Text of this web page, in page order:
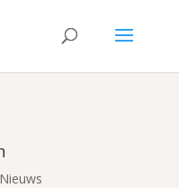
Nieuws